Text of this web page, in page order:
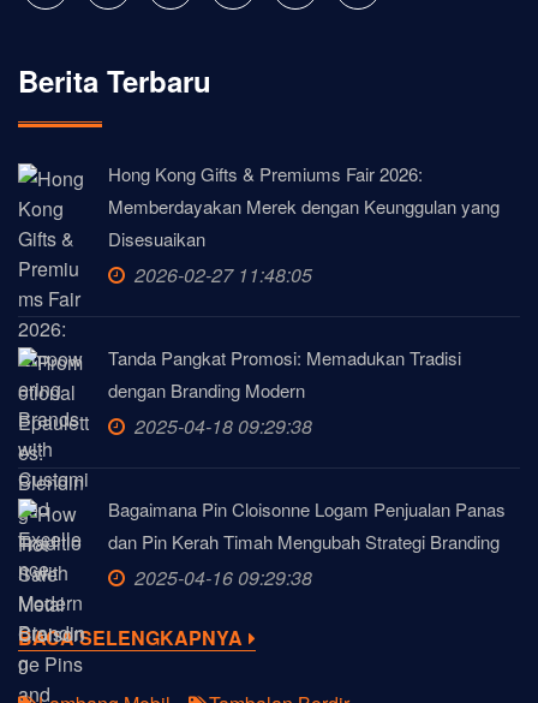
Berita Terbaru
Hong Kong Gifts & Premiums Fair 2026:
Memberdayakan Merek dengan Keunggulan yang
Disesuaikan
2026-02-27 11:48:05
Tanda Pangkat Promosi: Memadukan Tradisi
dengan Branding Modern
2025-04-18 09:29:38
Bagaimana Pin Cloisonne Logam Penjualan Panas
dan Pin Kerah Timah Mengubah Strategi Branding
2025-04-16 09:29:38
BACA SELENGKAPNYA